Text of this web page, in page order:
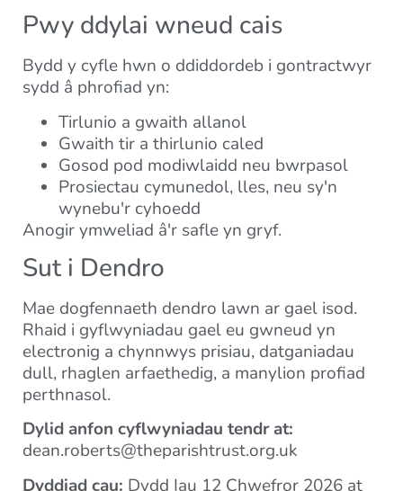
Pwy ddylai wneud cais
Bydd y cyfle hwn o ddiddordeb i gontractwyr
sydd â phrofiad yn:
Tirlunio a gwaith allanol
Gwaith tir a thirlunio caled
Gosod pod modiwlaidd neu bwrpasol
Prosiectau cymunedol, lles, neu sy'n
wynebu'r cyhoedd
Anogir ymweliad â'r safle yn gryf.
Sut i Dendro
Mae dogfennaeth dendro lawn ar gael isod.
Rhaid i gyflwyniadau gael eu gwneud yn
electronig a chynnwys prisiau, datganiadau
dull, rhaglen arfaethedig, a manylion profiad
perthnasol.
Dylid anfon cyflwyniadau tendr at:
dean.roberts@theparishtrust.org.uk
Dyddiad cau: Dydd Iau 12 Chwefror 2026 at